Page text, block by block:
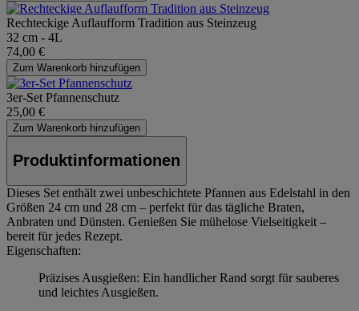
Rechteckige Auflaufform Tradition aus Steinzeug
32 cm - 4L
74,00 €
Zum Warenkorb hinzufügen
3er-Set Pfannenschutz
25,00 €
Zum Warenkorb hinzufügen
Produktinformationen
Dieses Set enthält zwei unbeschichtete Pfannen aus Edelstahl in den
Größen 24 cm und 28 cm – perfekt für das tägliche Braten,
Anbraten und Dünsten. Genießen Sie mühelose Vielseitigkeit –
bereit für jedes Rezept.
Eigenschaften:
Präzises Ausgießen: Ein handlicher Rand sorgt für sauberes
und leichtes Ausgießen.